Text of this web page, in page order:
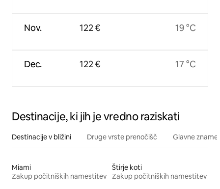
Nov.
Dec.
122 €
122 €
19 °C
17 °C
Destinacije, ki jih je vredno raziskati
Destinacije v bližini Druge vrste prenočišč Glavne
Miami
Zakup počitniških namestitev
Štirje koti
Zakup počitniških namestitev